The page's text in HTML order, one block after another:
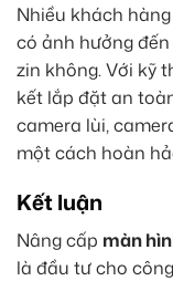
Nhiều khách
có ảnh hưởng
zin không. Với kỹ
kết lắp đặt an
camera lùi,
một cách hoàn
Kết luận
Nâng cấp màn
là đầu tư cho